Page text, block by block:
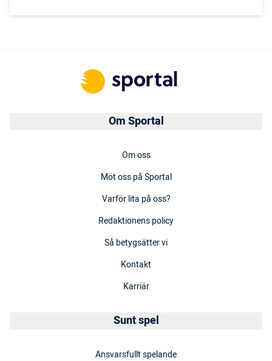
Om Sportal
Om oss
Möt oss på Sportal
Varför lita på oss?
Redaktionens policy
Så betygsätter vi
Kontakt
Karriär
Sunt spel
Ansvarsfullt spelande